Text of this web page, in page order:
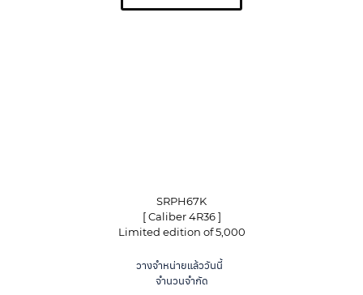
SRPH67K
[ Caliber 4R36 ]
Limited edition of 5,000
วางจำหน่ายแล้ววันนี้
จำนวนจำกัด